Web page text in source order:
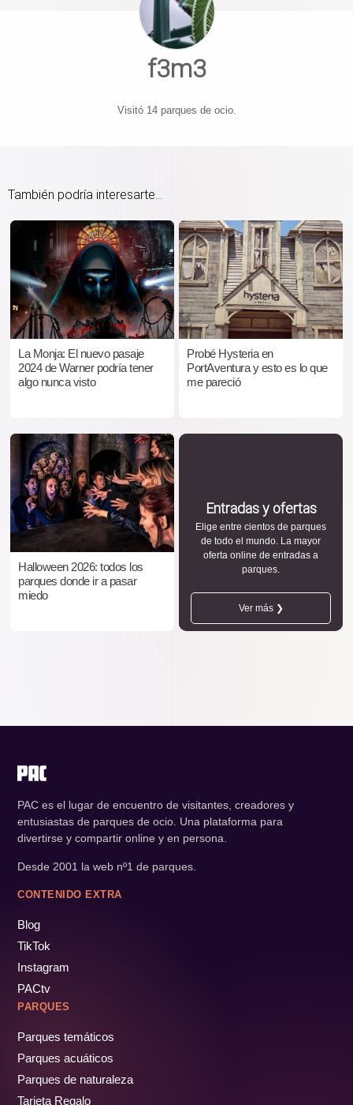
f3m3
Visitó 14 parques de ocio.
También podría interesarte...
La Monja: El nuevo pasaje
2024 de Warner podría tener
algo nunca visto
Probé Hysteria en
PortAventura y esto es lo que
me pareció
Halloween 2026: todos los
parques donde ir a pasar
miedo
Entradas y ofertas
Elige entre cientos de parques
de todo el mundo. La mayor
oferta online de entradas a
parques.
Ver más ❯
PAC es el lugar de encuentro de visitantes, creadores y
entusiastas de parques de ocio. Una plataforma para
divertirse y compartir online y en persona.
Desde 2001 la web nº1 de parques.
CONTENIDO EXTRA
Blog
TikTok
Instagram
PACtv
PARQUES
Parques temáticos
Parques acuáticos
Parques de naturaleza
Tarjeta Regalo